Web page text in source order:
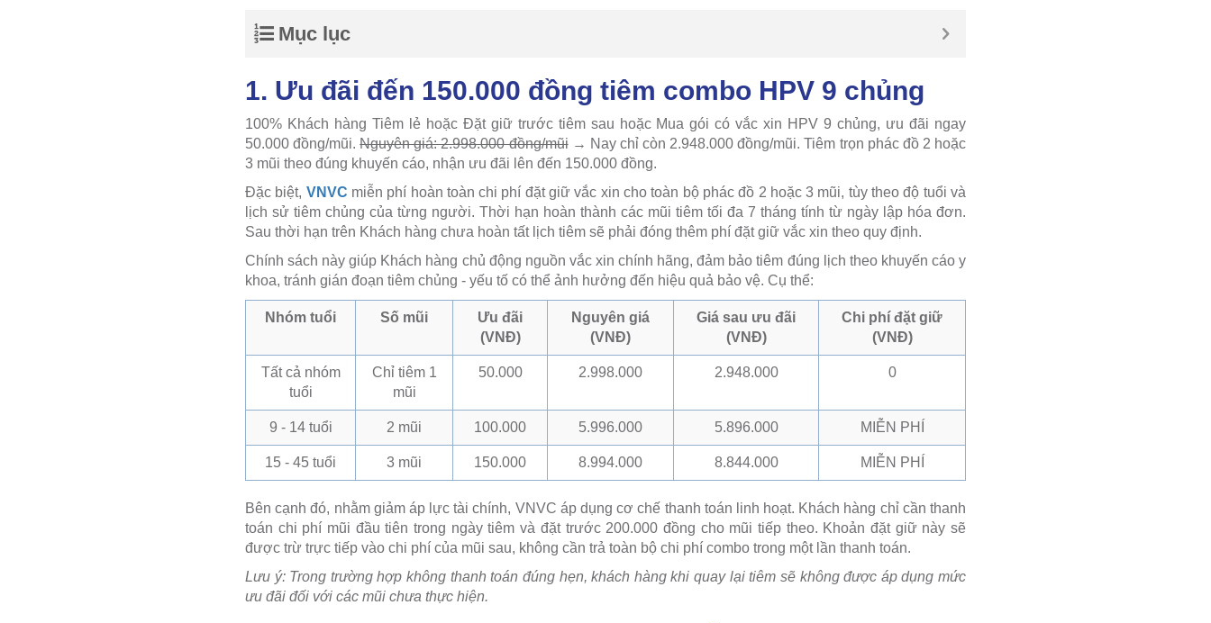
Mục lục
1. Ưu đãi đến 150.000 đồng tiêm combo HPV 9 chủng
100% Khách hàng Tiêm lẻ hoặc Đặt giữ trước tiêm sau hoặc Mua gói có vắc xin HPV 9 chủng, ưu đãi ngay
50.000 đồng/mũi.Nguyên giá: 2.998.000 đồng/mũi→ Nay chỉ còn 2.948.000 đồng/mũi. Tiêm trọn phác đồ 2 hoặc
3 mũi theo đúng khuyến cáo, nhận ưu đãi lên đến 150.000 đồng.
Đặc biệt, VNVC miễn phí hoàn toàn chi phí đặt giữ vắc xin cho toàn bộ phác đồ 2 hoặc 3 mũi, tùy theo độ tuổi và
lịch sử tiêm chủng của từng người. Thời hạn hoàn thành các mũi tiêm tối đa 7 tháng tính từ ngày lập hóa đơn.
Sau thời hạn trên Khách hàng chưa hoàn tất lịch tiêm sẽ phải đóng thêm phí đặt giữ vắc xin theo quy định.
Chính sách này giúp Khách hàng chủ động nguồn vắc xin chính hãng, đảm bảo tiêm đúng lịch theo khuyến cáo y
khoa, tránh gián đoạn tiêm chủng - yếu tố có thể ảnh hưởng đến hiệu quả bảo vệ. Cụ thể:
Nhóm tuổi Số mũi
Ưu đãi
(VNĐ)
Nguyên giá
(VNĐ)
Giá sau ưu đãi
(VNĐ)
Chi phí đặt giữ
(VNĐ)
Tất cả nhóm
tuổi
Chỉ tiêm 1
mũi
50.000 2.998.000 2.948.000 0
9 - 14 tuổi 2 mũi 100.000 5.996.000 5.896.000 MIỄN PHÍ
15 - 45 tuổi 3 mũi 150.000 8.994.000 8.844.000 MIỄN PHÍ
Bên cạnh đó, nhằm giảm áp lực tài chính, VNVC áp dụng cơ chế thanh toán linh hoạt. Khách hàng chỉ cần thanh
toán chi phí mũi đầu tiên trong ngày tiêm và đặt trước 200.000 đồng cho mũi tiếp theo. Khoản đặt giữ này sẽ
được trừ trực tiếp vào chi phí của mũi sau, không cần trả toàn bộ chi phí combo trong một lần thanh toán.
Lưu ý: Trong trường hợp không thanh toán đúng hẹn, khách hàng khi quay lại tiêm sẽ không được áp dụng mức
ưu đãi đối với các mũi chưa thực hiện.